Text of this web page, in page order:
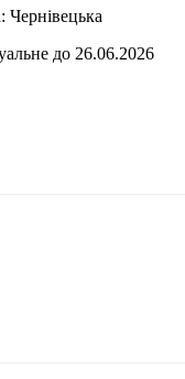
Чернівецька
до 26.06.2026